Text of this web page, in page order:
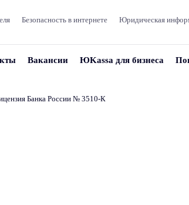
Безопасность в интернете Юридическая
Вакансии ЮKassa для бизнеса
Банка России № 3510‑К